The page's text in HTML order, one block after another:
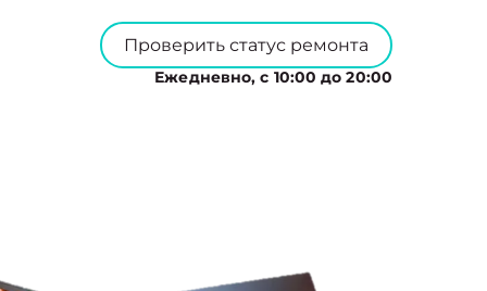
Проверить статус ремонта
Ежедневно, с 10:00 до 20:00